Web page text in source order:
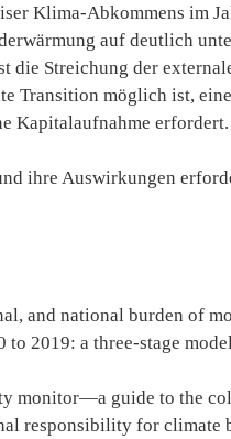
Klima-Abkommens im
auf deutlich
die Streichung der
Transition möglich ist,
Kapitalaufnahme erfordert.
ihre Auswirkungen
and national burden of
to 2019: a three-stage
monitor—a guide to the
responsibility for climate